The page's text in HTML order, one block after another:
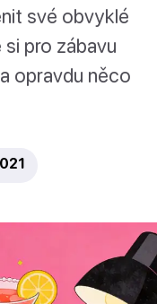
své obvyklé
pro zábavu
opravdu něco